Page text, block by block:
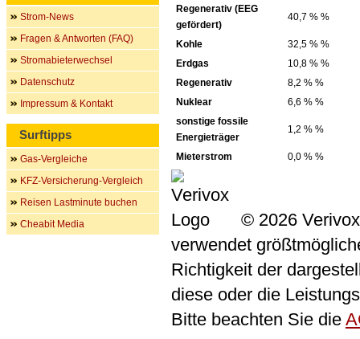
Regenerativ (EEG
gefördert)
40,7 % %
Kohle
32,5 % %
Erdgas
10,8 % %
Regenerativ
8,2 % %
Nuklear
6,6 % %
sonstige fossile
Energieträger
1,2 % %
Mieterstrom 0,0 % %
© 2026
verwendet
Richtigkeit der
diese oder die
Bitte beachten Sie die
Strom-News
Fragen & Antworten (FAQ)
Stromabieterwechsel
Datenschutz
Impressum & Kontakt
Surftipps
Gas-Vergleiche
KFZ-Versicherung-Vergleich
Reisen Lastminute buchen
Cheabit Media